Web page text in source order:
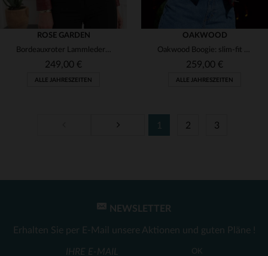
ROSE GARDEN
Bordeauxroter Lammlederblouson, slimfit und glänzend. Ideal für Damen.
249,00 €
ALLE JAHRESZEITEN
OAKWOOD
Oakwood Boogie: slim-fit Bikerblouson aus weichem Lammleder.
259,00 €
ALLE JAHRESZEITEN
1 2 3
NEWSLETTER
Erhalten Sie per E-Mail unsere Aktionen und guten Pläne !
OK